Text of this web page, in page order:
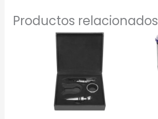
Productos relacionados